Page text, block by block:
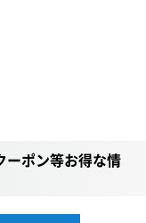
ーポン等お得な情